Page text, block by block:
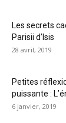
Les secrets
Parisii d’Isis
28 avril, 2019
Petites
puissante :
6 janvier, 2019